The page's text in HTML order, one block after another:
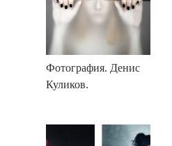
Фотография. Денис
Куликов.